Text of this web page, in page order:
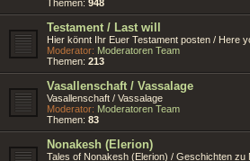
Themen: 948
Testament / Last will
Hier könnt Ihr Euer Testament posten / Here
Moderator: Moderatoren Team
Themen: 213
Vasallenschaft / Vassalage
Vasallenschaft / Vassalage
Moderator: Moderatoren Team
Themen: 83
Nonakesh (Elerion)
Tales of Nonakesh (Elerion) / Geschichten zu